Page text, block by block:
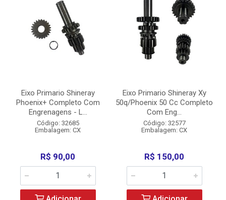
Eixo Primario Shineray
Phoenix+ Completo Com
Engrenagens - L...
Código: 32685
Embalagem: CX
R$ 90,00
Eixo Primario Shineray Xy
50q/Phoenix 50 Cc Completo
Com Eng...
Código: 32577
Embalagem: CX
R$ 150,00